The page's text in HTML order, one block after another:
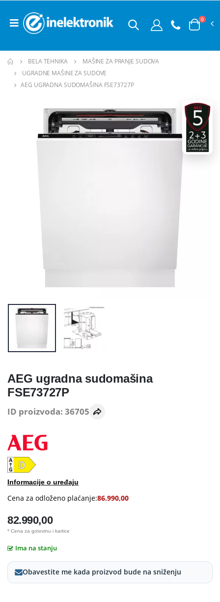
0
BELA TEHNIKA
MAŠINE ZA PRANJE SUDOVA
UGRADNE MAŠINE ZA SUDOVE
AEG UGRADNA SUDOMAŠINA FSE73727P
AEG ugradna sudomašina
FSE73727P
ID proizvoda: 36705
Informacije o uređaju
Cena za odloženo plaćanje:86.990,00
82.990,00
* Cena za gotovinu i kartice
Ima na stanju
Obavestite me kada proizvod bude na sniženju